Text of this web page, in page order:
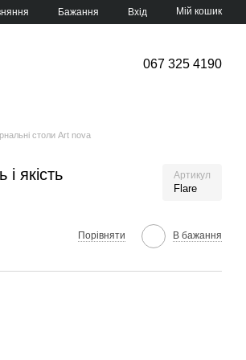
Бажання Вхід Мій кошик
067 325 4190
столи Art nova
якість Артикул
Flare
Порівняти В бажання